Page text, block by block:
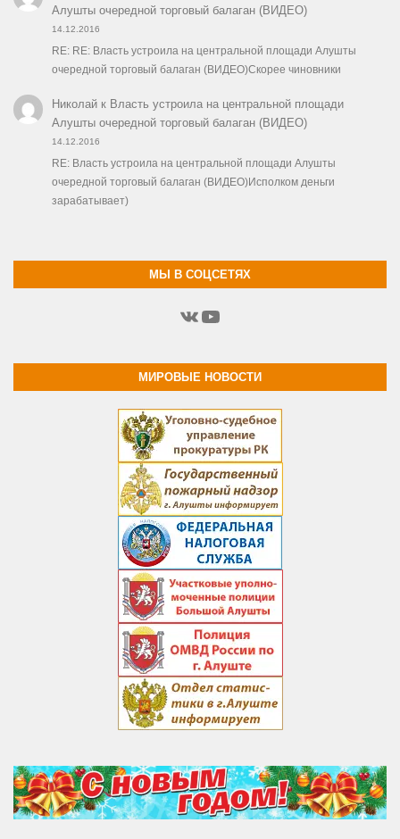
Алушты очередной торговый балаган (ВИДЕО)
14.12.2016
RE: RE: Власть устроила на центральной площади Алушты
очередной торговый балаган (ВИДЕО)Скорее чиновники
Николайк Власть устроила на центральной площади
Алушты очередной торговый балаган (ВИДЕО)
14.12.2016
RE: Власть устроила на центральной площади Алушты
очередной торговый балаган (ВИДЕО)Исполком деньги
зарабатывает)
МЫ В СОЦСЕТЯХ
ВКонтакте
YouTube
МИРОВЫЕ НОВОСТИ